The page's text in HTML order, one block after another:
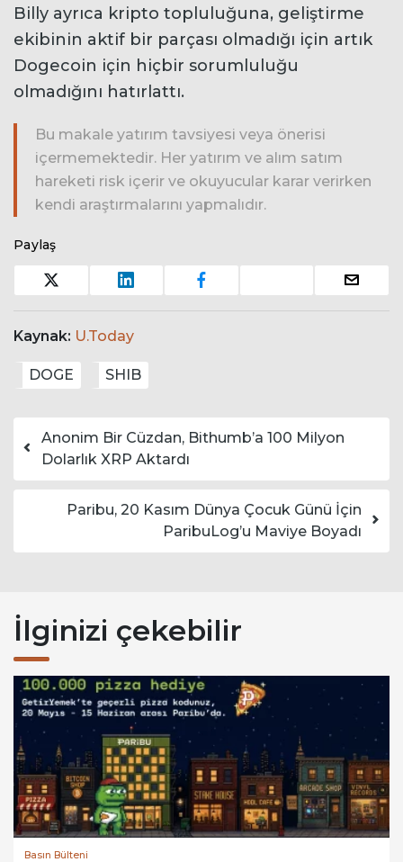
Billy ayrıca kripto topluluğuna, geliştirme
ekibinin aktif bir parçası olmadığı için artık
Dogecoin için hiçbir sorumluluğu
olmadığını hatırlattı.
Bu makale yatırım tavsiyesi veya önerisi
içermemektedir. Her yatırım ve alım satım
hareketi risk içerir ve okuyucular karar verirken
kendi araştırmalarını yapmalıdır.
Paylaş
Kaynak: U.Today
DOGE SHIB
Yazı dolaşımı
Anonim Bir Cüzdan, Bithumb’a 100 Milyon
Dolarlık XRP Aktardı
Paribu, 20 Kasım Dünya Çocuk Günü İçin
ParibuLog’u Maviye Boyadı
İlginizi çekebilir
Basın Bülteni